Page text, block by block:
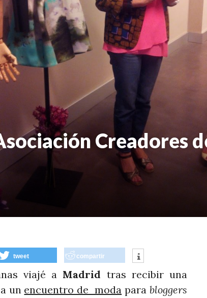
Creadores
tweet compartir
viajé a Madrid tras recibir una
un encuentro de moda parabloggers